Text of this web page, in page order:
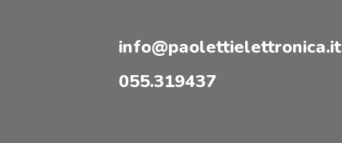
info@paolettielettronica.it
055.319437